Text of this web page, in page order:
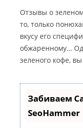
Отзывы о
то, только
вкусу его
обжаренному…
зеленого кофе,
Забиваем
SeoHammer